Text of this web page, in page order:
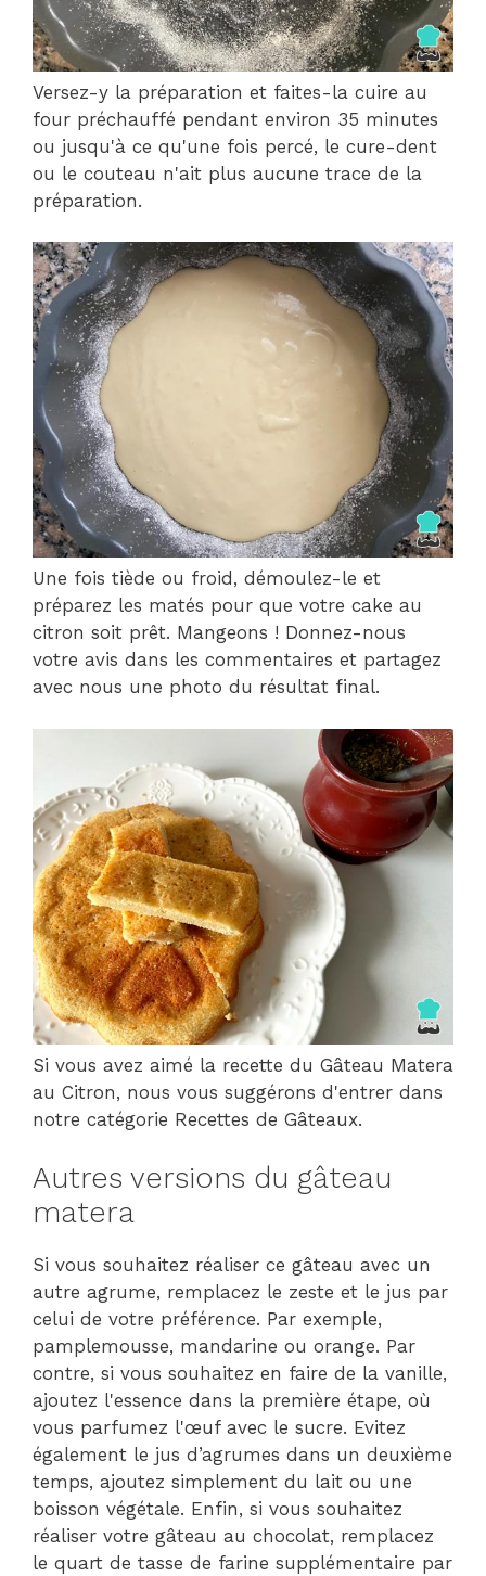
Versez-y la préparation et faites-la cuire au
four préchauffé pendant environ 35 minutes
ou jusqu'à ce qu'une fois percé, le cure-dent
ou le couteau n'ait plus aucune trace de la
préparation.
Une fois tiède ou froid, démoulez-le et
préparez les matés pour que votre cake au
citron soit prêt. Mangeons ! Donnez-nous
votre avis dans les commentaires et partagez
avec nous une photo du résultat final.
Si vous avez aimé la recette du Gâteau Matera
au Citron, nous vous suggérons d'entrer dans
notre catégorie Recettes de Gâteaux.
Autres versions du gâteau
matera
Si vous souhaitez réaliser ce gâteau avec un
autre agrume, remplacez le zeste et le jus par
celui de votre préférence. Par exemple,
pamplemousse, mandarine ou orange. Par
contre, si vous souhaitez en faire de la vanille,
ajoutez l'essence dans la première étape, où
vous parfumez l'œuf avec le sucre. Evitez
également le jus d’agrumes dans un deuxième
temps, ajoutez simplement du lait ou une
boisson végétale. Enfin, si vous souhaitez
réaliser votre gâteau au chocolat, remplacez
le quart de tasse de farine supplémentaire par